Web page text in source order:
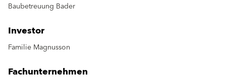
Baubetreuung Bader
Investor
Familie Magnusson
Fachunternehmen